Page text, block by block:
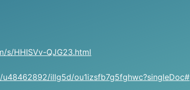
s/HHISVv-QJG23.html
illg5d/ou1izsfb7g5fghwc?singleDoc#